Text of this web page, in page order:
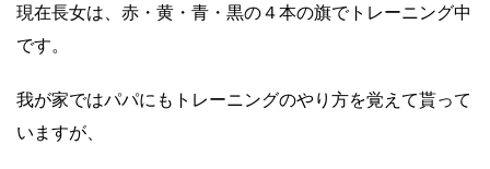
現在長女は、赤・黄・青・黒の４本の旗でトレーニング中
です。
我が家ではパパにもトレーニングのやり方を覚えて貰って
いますが、